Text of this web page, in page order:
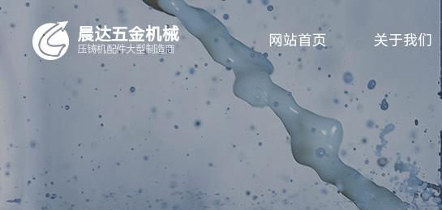
晨达五金机械
压铸机配件大型制造商 网站首页 关于我们